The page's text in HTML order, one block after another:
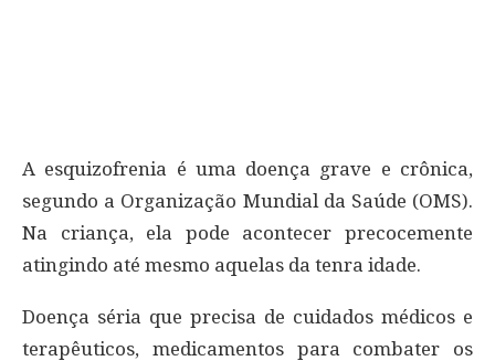
A esquizofrenia é uma doença grave e crônica,
segundo a Organização Mundial da Saúde (OMS).
Na criança, ela pode acontecer precocemente
atingindo até mesmo aquelas da tenra idade.
Doença séria que precisa de cuidados médicos e
terapêuticos, medicamentos para combater os